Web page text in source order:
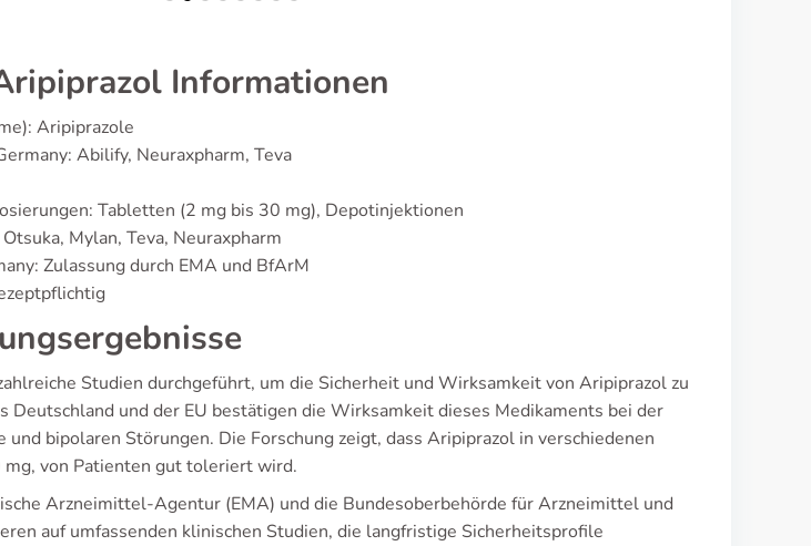
Informationen
Aripiprazole
Abilify, Neuraxpharm, Teva
Tabletten (2 mg bis 30 mg), Depotinjektionen
Mylan, Teva, Neuraxpharm
Zulassung durch EMA und BfArM
Studien durchgeführt, um die Sicherheit und Wirksamkeit von Aripiprazol zu
Deutschland und der EU bestätigen die Wirksamkeit dieses Medikaments bei der
und bipolaren Störungen. Die Forschung zeigt, dass Aripiprazol in verschiedenen
von Patienten gut toleriert wird.
Arzneimittel-Agentur (EMA) und die Bundesoberbehörde für Arzneimittel und
auf umfassenden klinischen Studien, die langfristige Sicherheitsprofile